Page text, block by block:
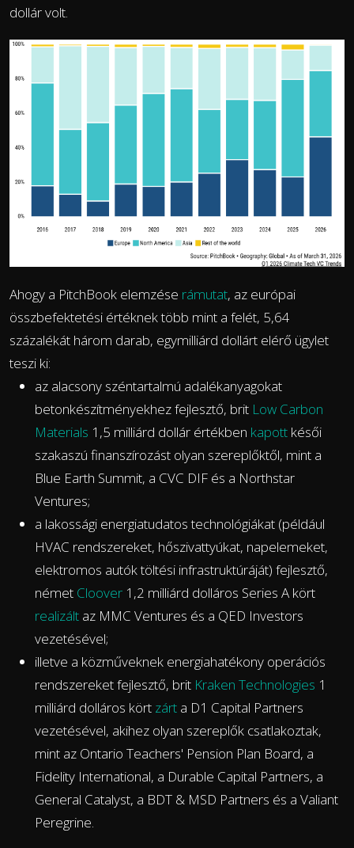
dollár volt.
Ahogy a PitchBook elemzése rámutat, az európai
összbefektetési értéknek több mint a felét, 5,64
százalékát három darab, egymilliárd dollárt elérő ügylet
teszi ki:
az alacsony széntartalmú adalékanyagokat
betonkészítményekhez fejlesztő, brit Low Carbon
Materials 1,5 milliárd dollár értékben kapott késői
szakaszú finanszírozást olyan szereplőktől, mint a
Blue Earth Summit, a CVC DIF és a Northstar
Ventures;
a lakossági energiatudatos technológiákat (például
HVAC rendszereket, hőszivattyúkat, napelemeket,
elektromos autók töltési infrastruktúráját) fejlesztő,
német Cloover 1,2 milliárd dolláros Series A kört
realizált az MMC Ventures és a QED Investors
vezetésével;
illetve a közműveknek energiahatékony operációs
rendszereket fejlesztő, brit Kraken Technologies 1
milliárd dolláros kört zárt a D1 Capital Partners
vezetésével, akihez olyan szereplők csatlakoztak,
mint az Ontario Teachers'​ Pension Plan Board, a
Fidelity International, a Durable Capital Partners, a
General Catalyst, a BDT & MSD Partners és a Valiant
Peregrine.